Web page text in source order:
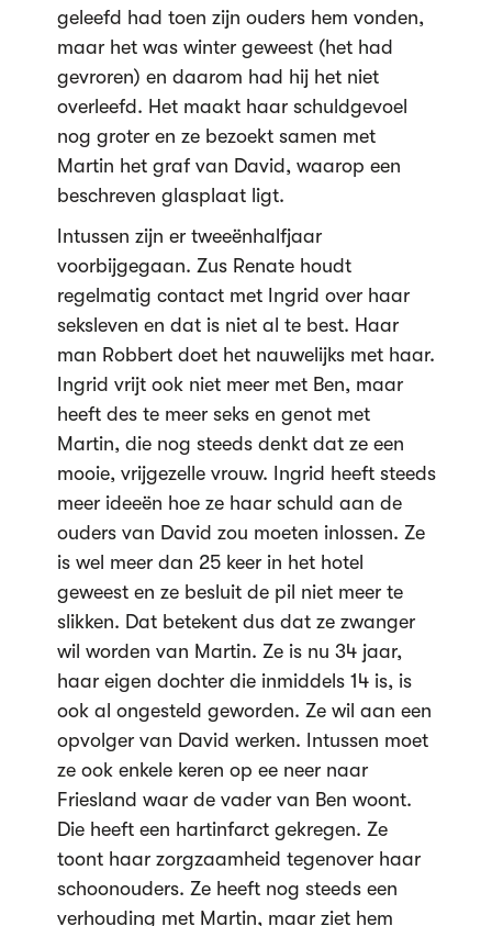
geleefd had toen zijn ouders hem vonden,
maar het was winter geweest (het had
gevroren) en daarom had hij het niet
overleefd. Het maakt haar schuldgevoel
nog groter en ze bezoekt samen met
Martin het graf van David, waarop een
beschreven glasplaat ligt.
Intussen zijn er tweeënhalfjaar
voorbijgegaan. Zus Renate houdt
regelmatig contact met Ingrid over haar
seksleven en dat is niet al te best. Haar
man Robbert doet het nauwelijks met haar.
Ingrid vrijt ook niet meer met Ben, maar
heeft des te meer seks en genot met
Martin, die nog steeds denkt dat ze een
mooie, vrijgezelle vrouw. Ingrid heeft steeds
meer ideeën hoe ze haar schuld aan de
ouders van David zou moeten inlossen. Ze
is wel meer dan 25 keer in het hotel
geweest en ze besluit de pil niet meer te
slikken. Dat betekent dus dat ze zwanger
wil worden van Martin. Ze is nu 34 jaar,
haar eigen dochter die inmiddels 14 is, is
ook al ongesteld geworden. Ze wil aan een
opvolger van David werken. Intussen moet
ze ook enkele keren op ee neer naar
Friesland waar de vader van Ben woont.
Die heeft een hartinfarct gekregen. Ze
toont haar zorgzaamheid tegenover haar
schoonouders. Ze heeft nog steeds een
verhouding met Martin, maar ziet hem